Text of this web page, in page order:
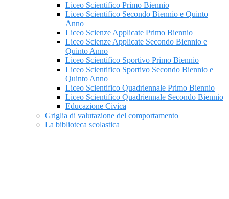
Liceo Scientifico Primo Biennio
Liceo Scientifico Secondo Biennio e Quinto
Anno
Liceo Scienze Applicate Primo Biennio
Liceo Scienze Applicate Secondo Biennio e
Quinto Anno
Liceo Scientifico Sportivo Primo Biennio
Liceo Scientifico Sportivo Secondo Biennio e
Quinto Anno
Liceo Scientifico Quadriennale Primo Biennio
Liceo Scientifico Quadriennale Secondo Biennio
Educazione Civica
Griglia di valutazione del comportamento
La biblioteca scolastica